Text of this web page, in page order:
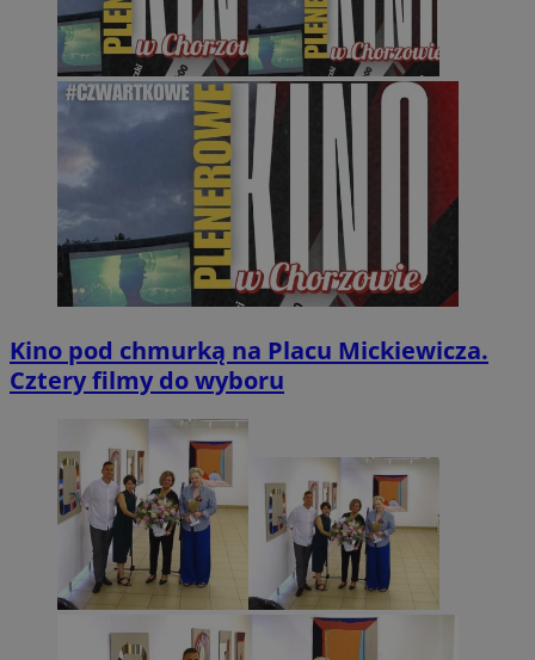
Kino pod chmurką na Placu Mickiewicza.
Cztery filmy do wyboru